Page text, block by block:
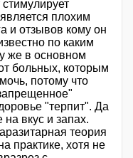
плохим
и отзывов кому он
по каким
же в основном
больных, которым
потому что
"терпит". Да
вкус и запах.
теория
практике, хотя не